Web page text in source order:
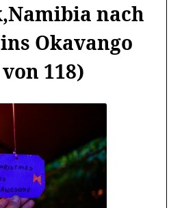
nach
Okavango
118)